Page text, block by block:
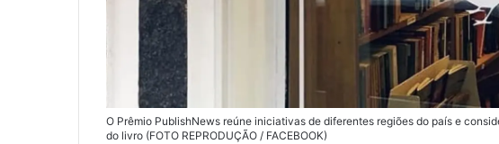
O Prêmio PublishNews reúne iniciativas de diferentes regiões do país e
do livro (FOTO REPRODUÇÃO / FACEBOOK)